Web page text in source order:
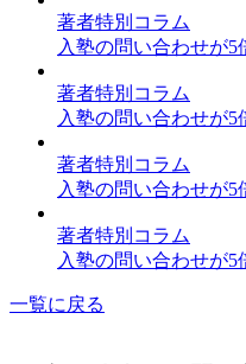
著者特別コラム
入塾の問い合わせが
著者特別コラム
入塾の問い合わせが
著者特別コラム
入塾の問い合わせが
著者特別コラム
入塾の問い合わせが
一覧に戻る